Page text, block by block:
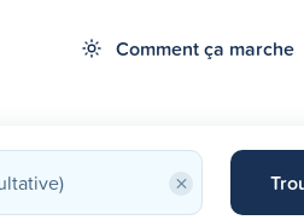
Comment ça marche
×